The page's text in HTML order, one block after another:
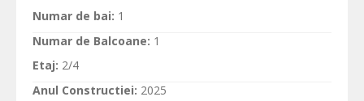
Numar de bai: 1
Numar de Balcoane: 1
Etaj: 2/4
Anul Constructiei: 2025